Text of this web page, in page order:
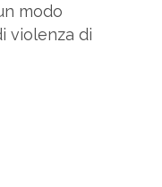
modo
violenza di